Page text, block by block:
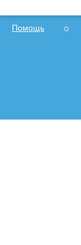
Помощь